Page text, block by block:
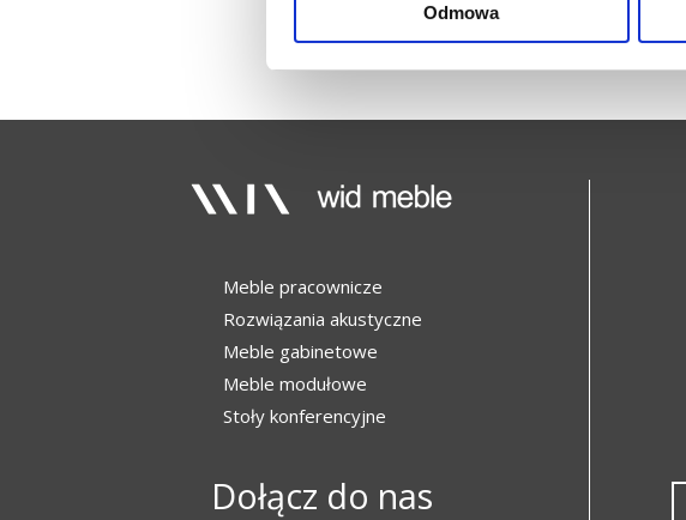
Odmowa
Meble pracownicze
Rozwiązania akustyczne
Meble gabinetowe
Meble modułowe
Stoły konferencyjne
Dołącz do nas